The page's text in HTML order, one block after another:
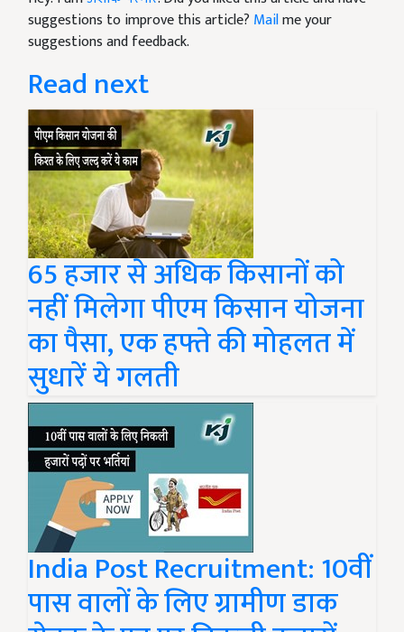
suggestions to improve this article? Mailme your
suggestions and feedback.
Read next
65 हजार से अधिक किसानों को
नहीं मिलेगा पीएम किसान योजना
का पैसा, एक हफ्ते की मोहलत में
सुधारें ये गलती
India Post Recruitment: 10वीं
पास वालों के लिए ग्रामीण डाक